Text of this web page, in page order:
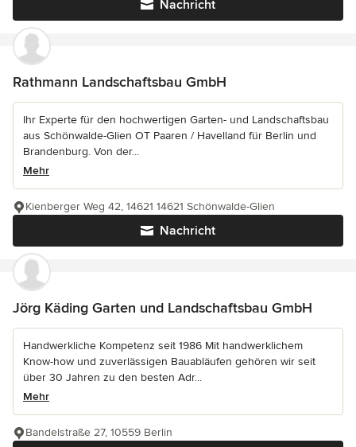
Nachricht
Rathmann Landschaftsbau GmbH
Ihr Experte für den hochwertigen Garten- und Landschaftsbau
aus Schönwalde-Glien OT Paaren / Havelland für Berlin und
Brandenburg. Von der...
Mehr
Nachricht
Kienberger Weg 42, 14621 14621 Schönwalde-Glien
Jörg Käding Garten und Landschaftsbau GmbH
Handwerkliche Kompetenz seit 1986 Mit handwerklichem
Know-how und zuverlässigen Bauabläufen gehören wir seit
über 30 Jahren zu den besten Adr...
Mehr
Bandelstraße 27, 10559 Berlin